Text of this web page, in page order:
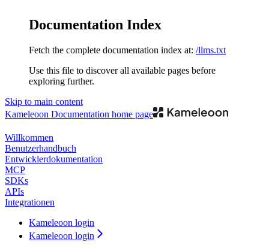
Documentation Index
Fetch the complete documentation index at: /llms.txt
Use this file to discover all available pages before
exploring further.
Skip to main content
Kameleoon Documentation home page
Willkommen
Benutzerhandbuch
Entwicklerdokumentation
MCP
SDKs
APIs
Integrationen
Kameleoon login
Kameleoon login